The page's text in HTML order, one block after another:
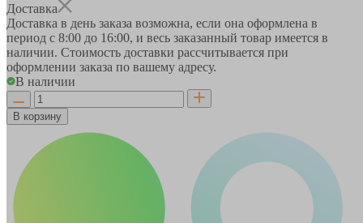
Доставка
Доставка в день заказа возможна, если она оформлена в
период с 8:00 до 16:00, и весь заказанный товар имеется в
наличии. Стоимость доставки рассчитывается при
оформлении заказа по вашему адресу.
В наличии
В корзину